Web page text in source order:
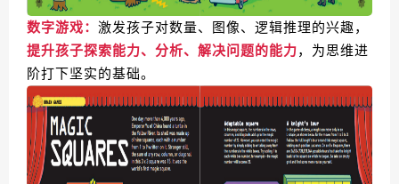
数字游戏： 激发孩子对数量、图像、逻辑推理的兴趣，
提升孩子探索能力、分析、解决问题的能力，为思维进
阶打下坚实的基础。